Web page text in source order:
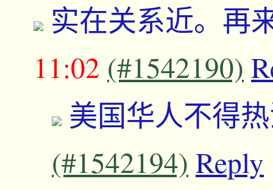
实在关系近。再
11:02 (#1542190)
美国华人不得
(#1542194) Reply